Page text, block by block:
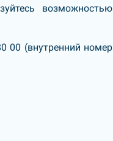
возможностью
00 (внутренний номер